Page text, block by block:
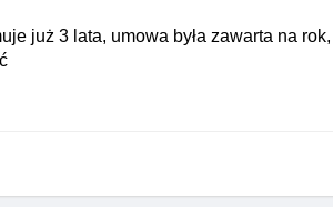
już 3 lata, umowa była zawarta na